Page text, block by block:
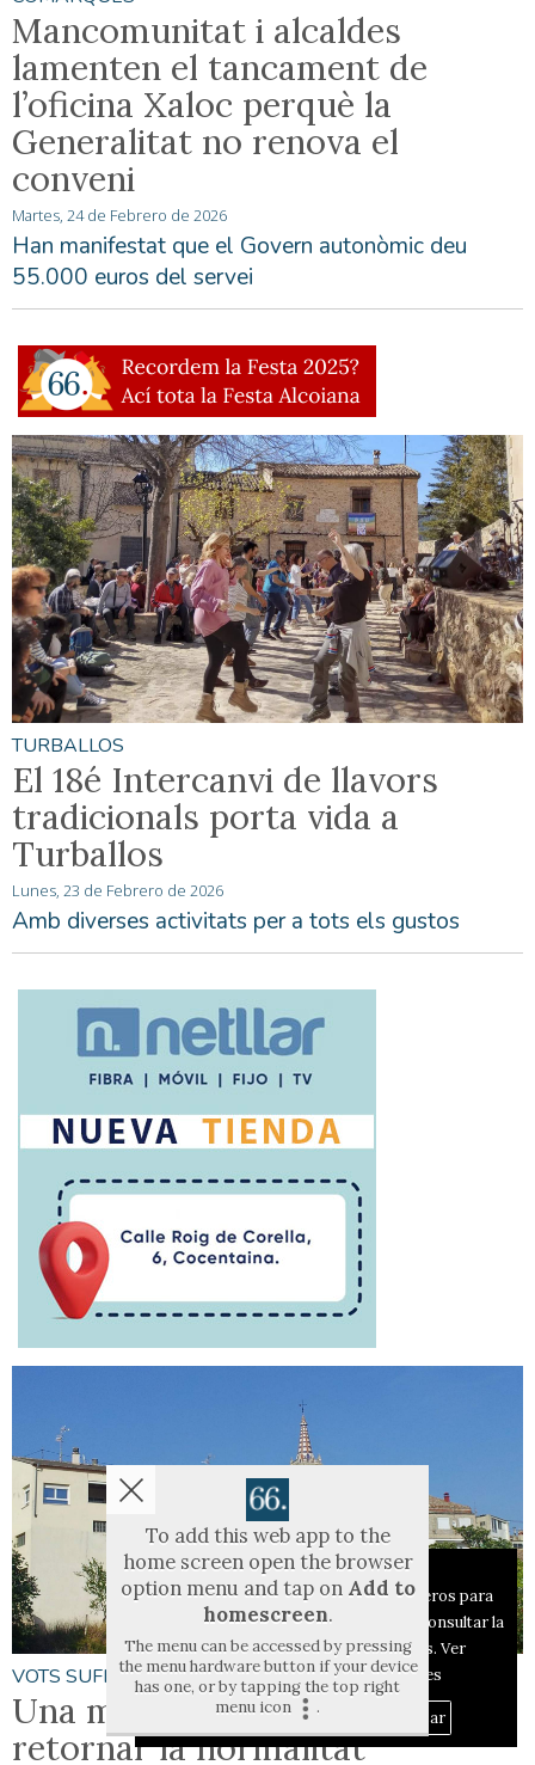
Mancomunitat i alcaldes
lamenten el tancament de
l’oficina Xaloc perquè la
Generalitat no renova el
conveni
Martes, 24 de Febrero de 2026
Han manifestat que el Govern autonòmic deu
55.000 euros del servei
TURBALLOS
El 18é Intercanvi de llavors
tradicionals porta vida a
Turballos
Lunes, 23 de Febrero de 2026
Amb diverses activitats per a tots els gustos
VOTS SUFICIENTS
Una moció de censura busca
retornar la normalitat
Aviso sobre el Uso de cookies:
Utilizamos cookies nuestras y de terceros para
el funcionamiento del digital. Puedes consultar la
lista de cookies y como desconectarlas. Ver
nuestra Política de Privacidad y Cookies
Aceptar Cookies Personalizar
To add this web app to the
home screen open the browser
option menu and tap on Add to
homescreen.
The menu can be accessed by pressing
the menu hardware button if your device
has one, or by tapping the top right
menu icon
.